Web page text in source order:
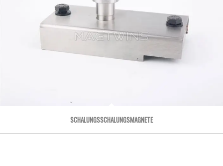
SCHALUNGSSCHALUNGSMAGNETE